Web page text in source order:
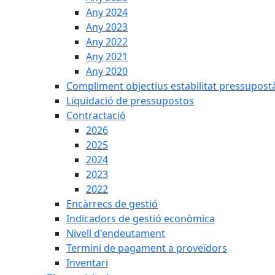
Any 2024
Any 2023
Any 2022
Any 2021
Any 2020
Compliment objectius estabilitat
Liquidació de pressupostos
Contractació
2026
2025
2024
2023
2022
Encàrrecs de gestió
Indicadors de gestió econòmica
Nivell d'endeutament
Termini de pagament a proveïdors
Inventari